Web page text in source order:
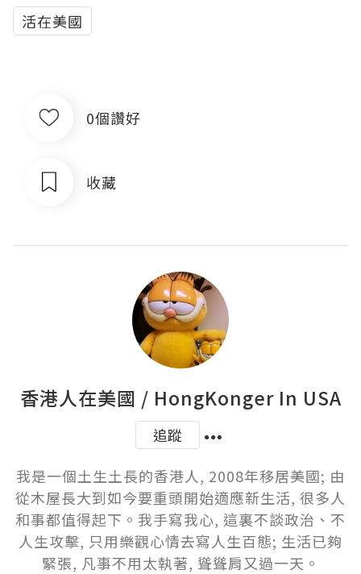
活在美國
0個讚好
收藏
香港人在美國 / HongKonger In USA
追蹤
我是一個土生土長的香港人, 2008年移居美國; 由
從木屋長大到如今要重頭開始適應新生活, 很多人
和事都值得起下。我手寫我心, 這裏不談政治、不
人生攻擊, 只用樂觀心情去寫人生百態; 生活已夠
緊張, 凡事不用太執著, 聳聳肩又過一天。